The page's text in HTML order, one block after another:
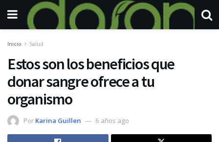
Inicio Salud
Estos son los beneficios que
donar sangre ofrece a tu
organismo
Por Karina Guillen 6 años ago